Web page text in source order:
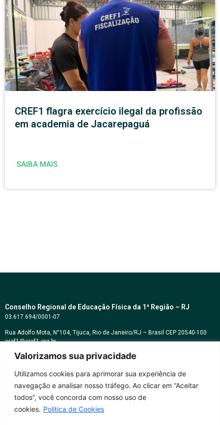
Valorizamos sua privacidade
Utilizamos cookies para aprimorar sua experiência de
navegação e analisar nosso tráfego. Ao clicar em “Aceitar
todos”, você concorda com nosso uso de
cookies. Política de Cookies
CREF1 flagra exercício ilegal da profissão
em academia de Jacarepaguá
SAIBA MAIS
Conselho Regional de Educação Física da 1ª Região – RJ
03.617.694/0001-07
Rua Adolfo Mota, N°104, Tijuca, Rio de Janeiro/RJ – Brasil CEP 20540-100
cref1@cref1.org.br
Assessoria de comunicação:
Horários de atendimento:
Whatsapp: (21) 2569-2398